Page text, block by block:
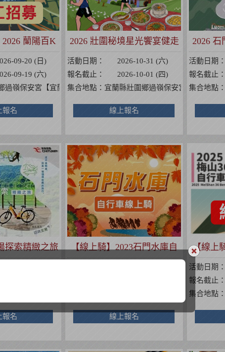
2026 蘭陽百K
挑戰賽
09-20 (日)
09-19 (六)
過嶺保安宮【宜蘭縣壯圍鄉壯濱路三段302號】
報名
2026 壯圍秘境星光饗宴健走
趣
活動日期：
2026-10-31 (六)
報名截止：
2026-10-01 (四)
集合地點： 宜蘭縣壯圍鄉過嶺保安宮
線上報名
2026
活動日期：
報名截止：
集合地點：
探索精緻之旅
報名
【線上騎】2023石門水庫自
行車挑戰賽
線上報名
【線上
活動日期：
報名截止：
集合地點：